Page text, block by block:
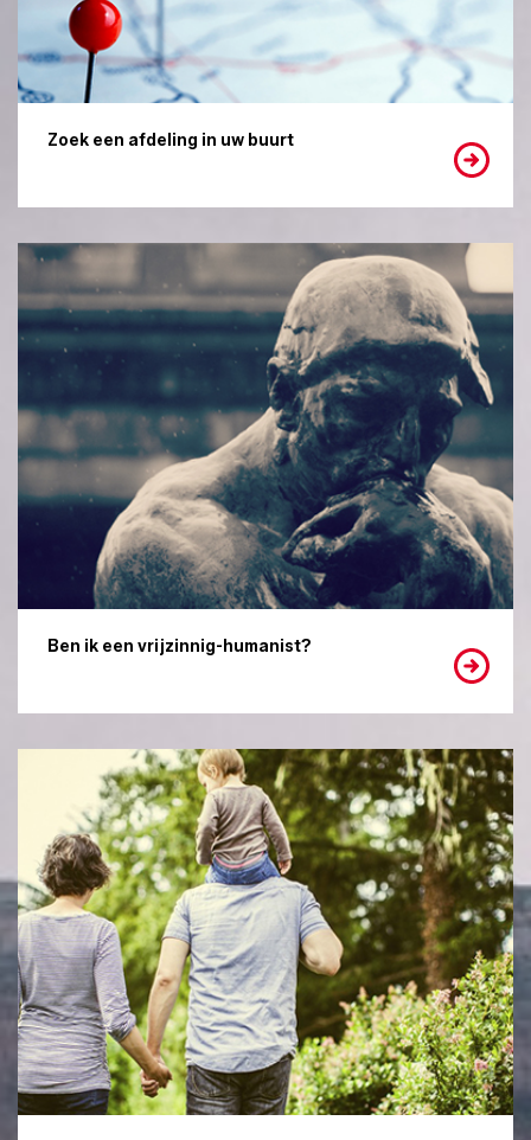
Zoek een afdeling in uw buurt
Ben ik een vrijzinnig-humanist?